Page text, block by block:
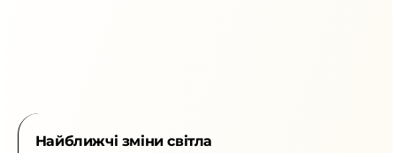
Найближчі зміни світла